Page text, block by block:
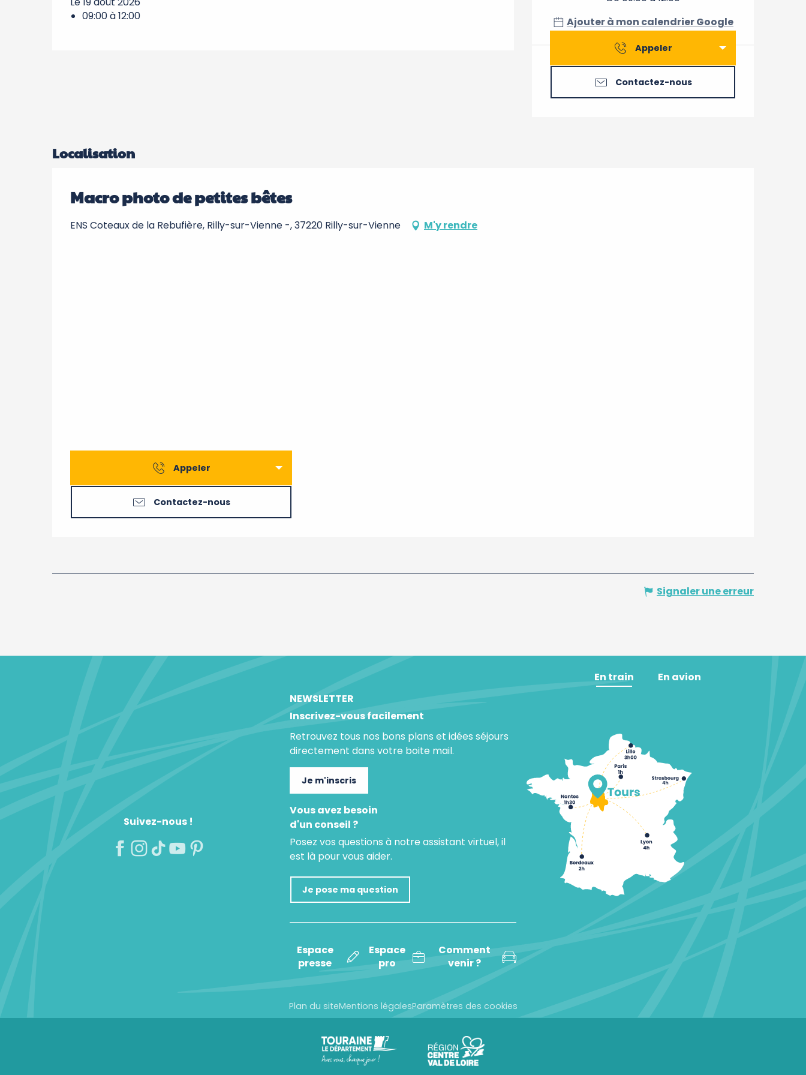
Ajouter à mon calendrier Google
Appeler
Contactez-nous
09:00 à 12:00
Localisation
Macro photo de petites bêtes
ENS Coteaux de la Rebufière, Rilly-sur-Vienne -, 37220 Rilly-sur-Vienne M'y rendre
Appeler
Contactez-nous
Signaler une erreur
Suivez-nous !
NEWSLETTER
Inscrivez-vous facilement
Retrouvez tous nos bons plans et idées séjours
directement dans votre boite mail.
Je m'inscris
Vous avez besoin
d'un conseil ?
Posez vos questions à notre assistant virtuel, il
est là pour vous aider.
Je pose ma question
Espace
presse
Espace
pro
Comment
venir ?
En train En avion
Plan du siteMentions légalesParamètres des cookies